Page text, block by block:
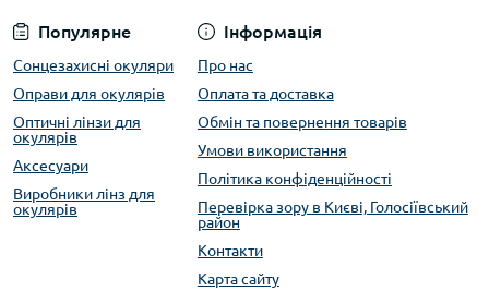
Популярне
Сонцезахисні окуляри
Оправи для окулярів
Оптичні лінзи для
окулярів
Аксесуари
Виробники лінз для
окулярів
Інформація
Про нас
Оплата та доставка
Обмін та повернення товарів
Умови використання
Політика конфіденційності
Перевірка зору в Києві, Голосіївський
район
Контакти
Карта сайту